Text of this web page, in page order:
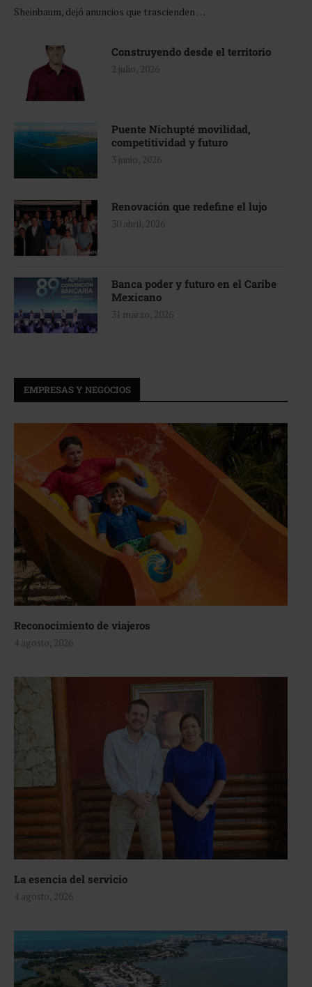
Sheinbaum, dejó anuncios que trascienden …
Construyendo desde el territorio
2 julio, 2026
Puente Nichupté movilidad,
competitividad y futuro
3 junio, 2026
Renovación que redefine el lujo
30 abril, 2026
Banca poder y futuro en el Caribe
Mexicano
31 marzo, 2026
EMPRESAS Y NEGOCIOS
Reconocimiento de viajeros
4 agosto, 2026
La esencia del servicio
4 agosto, 2026